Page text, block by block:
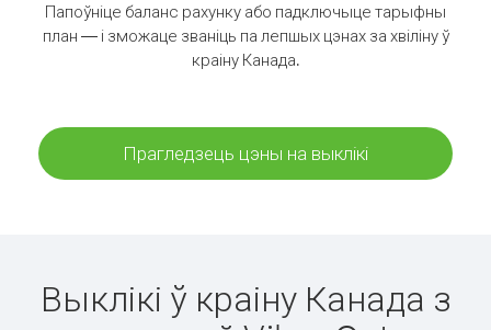
Папоўніце баланс рахунку або падключыце тарыфны
план — і зможаце званіць па лепшых цэнах за хвіліну ў
краіну Канада.
Прагледзець цэны на выклікі
Выклікі ў краіну Канада з